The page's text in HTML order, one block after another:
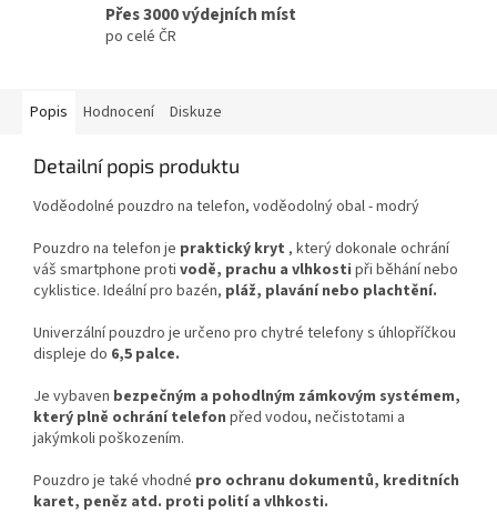
Přes 3000 výdejních míst
po celé ČR
Popis Hodnocení Diskuze
Detailní popis produktu
Voděodolné pouzdro na telefon, voděodolný obal - modrý
Pouzdro na telefon je praktický kryt , který dokonale ochrání
váš smartphone proti vodě, prachu a vlhkosti při běhání nebo
cyklistice. Ideální pro bazén, pláž, plavání nebo plachtění.
Univerzální pouzdro je určeno pro chytré telefony s úhlopříčkou
displeje do 6,5 palce.
Je vybaven bezpečným a pohodlným zámkovým systémem,
který plně ochrání telefon před vodou, nečistotami a
jakýmkoli poškozením.
Pouzdro je také vhodné pro ochranu dokumentů, kreditních
karet, peněz atd. proti polití a vlhkosti.